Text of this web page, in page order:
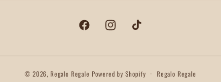
FacebookInstagramTikTok
© 2026, Regalo Regale Powered by Shopify Regalo Regale